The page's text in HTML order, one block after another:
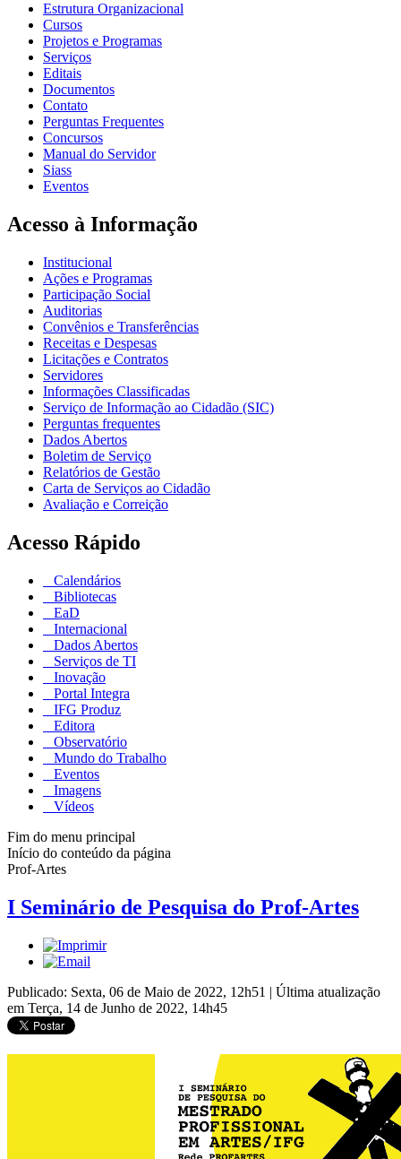
Estrutura Organizacional
Cursos
Projetos e Programas
Serviços
Editais
Documentos
Contato
Perguntas Frequentes
Concursos
Manual do Servidor
Siass
Eventos
Acesso à Informação
Institucional
Ações e Programas
Participação Social
Auditorias
Convênios e Transferências
Receitas e Despesas
Licitações e Contratos
Servidores
Informações Classificadas
Serviço de Informação ao Cidadão (SIC)
Perguntas frequentes
Dados Abertos
Boletim de Serviço
Relatórios de Gestão
Carta de Serviços ao Cidadão
Avaliação e Correição
Acesso Rápido
Calendários
Bibliotecas
EaD
Internacional
Dados Abertos
Serviços de TI
Inovação
Portal Integra
IFG Produz
Editora
Observatório
Mundo do Trabalho
Eventos
Imagens
Vídeos
Fim do menu principal
Início do conteúdo da página
Prof-Artes
I Seminário de Pesquisa do Prof-Artes
Publicado: Sexta, 06 de Maio de 2022, 12h51 | Última atualização
em Terça, 14 de Junho de 2022, 14h45